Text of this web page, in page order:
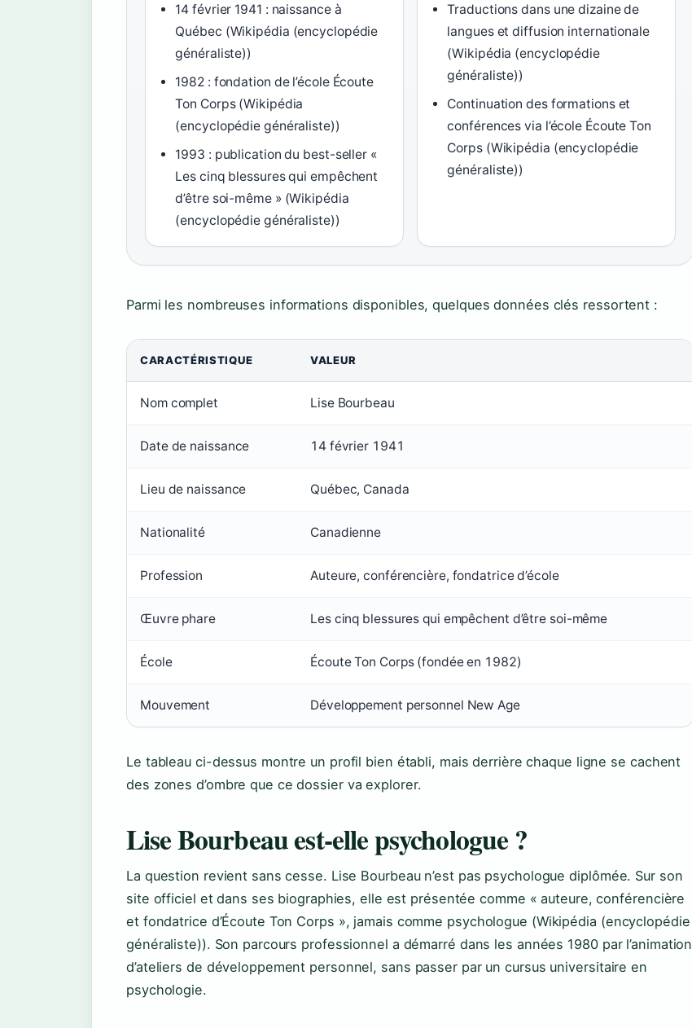
14 février 1941 : naissance à
Québec (Wikipédia (encyclopédie
généraliste))
1982 : fondation de l’école Écoute
Ton Corps (Wikipédia
(encyclopédie généraliste))
1993 : publication du best-seller «
Les cinq blessures qui empêchent
d’être soi-même » (Wikipédia
(encyclopédie généraliste))
Traductions dans une dizaine de
langues et diffusion internationale
(Wikipédia (encyclopédie
généraliste))
Continuation des formations et
conférences via l’école Écoute Ton
Corps (Wikipédia (encyclopédie
généraliste))
Parmi les nombreuses informations disponibles, quelques données clés ressortent :
CARACTÉRISTIQUE VALEUR
Nom complet Lise Bourbeau
Date de naissance 14 février 1941
Lieu de naissance Québec, Canada
Nationalité Canadienne
Profession Auteure, conférencière, fondatrice d’école
Œuvre phare Les cinq blessures qui empêchent d’être soi-même
École Écoute Ton Corps (fondée en 1982)
Mouvement Développement personnel New Age
Le tableau ci-dessus montre un profil bien établi, mais derrière chaque ligne se cachent
des zones d’ombre que ce dossier va explorer.
Lise Bourbeau est-elle psychologue ?
La question revient sans cesse. Lise Bourbeau n’est pas psychologue diplômée. Sur son
site officiel et dans ses biographies, elle est présentée comme « auteure, conférencière
et fondatrice d’Écoute Ton Corps », jamais comme psychologue (Wikipédia (encyclopédie
généraliste)). Son parcours professionnel a démarré dans les années 1980 par l’animation
d’ateliers de développement personnel, sans passer par un cursus universitaire en
psychologie.